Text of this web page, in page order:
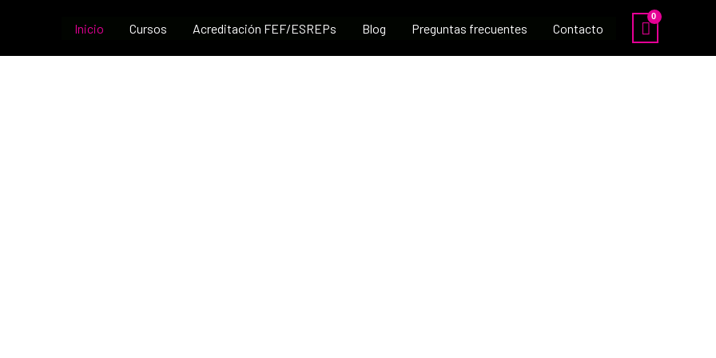
Inicio Cursos Acreditación FEF/ESREPs Blog Preguntas frecuentes Contacto